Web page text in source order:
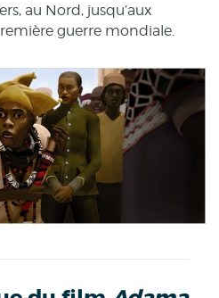
au Nord, jusqu’aux
guerre mondiale.